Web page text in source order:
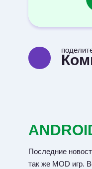
Последние
так же MOD игр.